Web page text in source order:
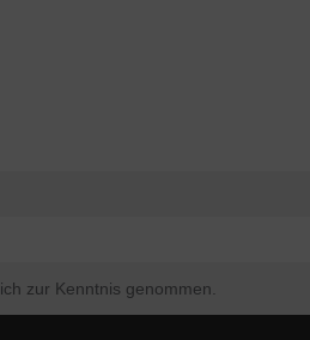
zur Kenntnis genommen.